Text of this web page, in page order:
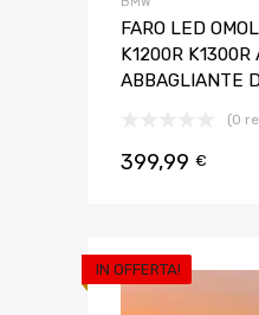
FARO LED
K1200R K1300R
ABBAGLIANTE
(0
399,99 €
IN OFFERTA!